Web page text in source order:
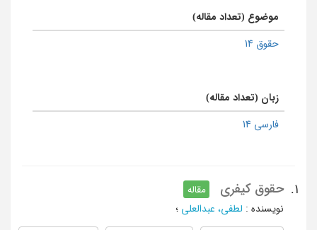
موضوع (تعداد مقاله)
حقوق 14
زبان (تعداد مقاله)
فارسی 14
1. حقوق کیفری
مقاله
نویسنده : لطفی، عبدالعلی ؛